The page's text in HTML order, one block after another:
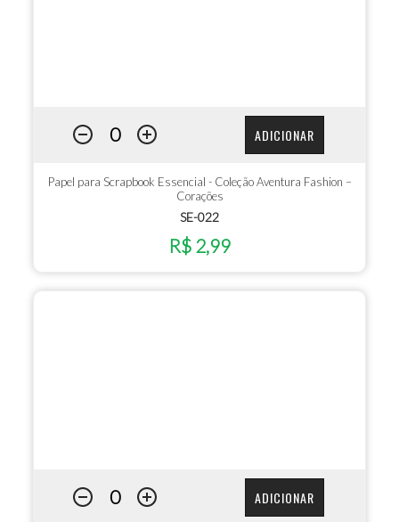
ADICIONAR
Papel para Scrapbook Essencial - Coleção Aventura Fashion –
Corações
SE-022
R$ 2,99
ADICIONAR